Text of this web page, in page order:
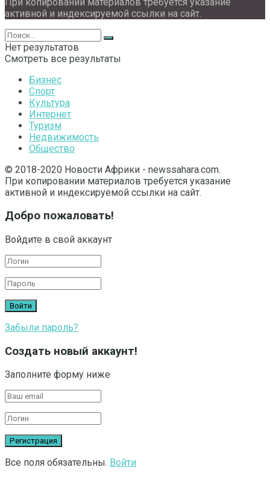
активной и индексируемой ссылки на сайт.
Нет результатов
Смотреть все результаты
Бизнес
Спорт
Культура
Интернет
Туризм
Недвижимость
Общество
© 2018-2020 Новости Африки - newssahara.com.
При копировании материалов требуется указание
активной и индексируемой ссылки на сайт.
Добро пожаловать!
Войдите в свой аккаунт
Забыли пароль?
Создать новый аккаунт!
Заполните форму ниже
Все поля обязательны. Войти